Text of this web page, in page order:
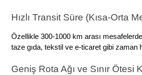
Hızlı Transit Süre (Kısa-Orta
Özellikle 300-1000 km arası
taze gıda, tekstil ve e-ticaret gibi
Geniş Rota Ağı ve Sınır Ötesi